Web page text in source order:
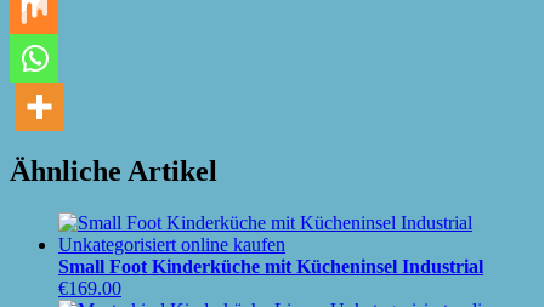
Ähnliche Artikel
Small Foot Kinderküche mit Kücheninsel Industrial
€169.00